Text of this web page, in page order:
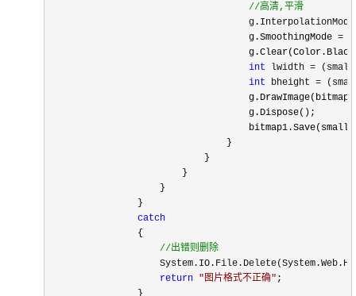
//高清,平滑
                                    g.SmoothingMode
=
int lwidth =
int bheight =
                                    g.Dispose();
                                }
                            }
                        }
                    }
                }
catch
                {
//出错则删除
return "图片格式不正确" ;
                }